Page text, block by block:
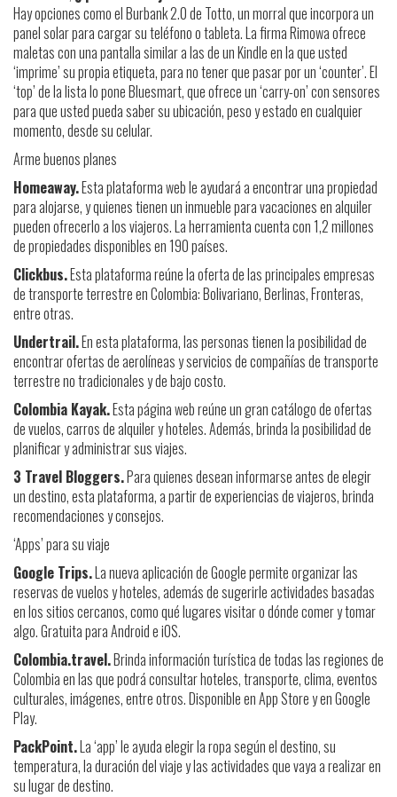
Hay opciones como el Burbank 2.0 de Totto, un morral que incorpora un
panel solar para cargar su teléfono o tableta. La firma Rimowa ofrece
maletas con una pantalla similar a las de un Kindle en la que usted
‘imprime’ su propia etiqueta, para no tener que pasar por un ‘counter’. El
‘top’ de la lista lo pone Bluesmart, que ofrece un ‘carry-on’ con sensores
para que usted pueda saber su ubicación, peso y estado en cualquier
momento, desde su celular.
Arme buenos planes
Homeaway.Esta plataforma web le ayudará a encontrar una propiedad
para alojarse, y quienes tienen un inmueble para vacaciones en alquiler
pueden ofrecerlo a los viajeros. La herramienta cuenta con 1,2 millones
de propiedades disponibles en 190 países.
Clickbus.Esta plataforma reúne la oferta de las principales empresas
de transporte terrestre en Colombia: Bolivariano, Berlinas, Fronteras,
entre otras.
Undertrail.En esta plataforma, las personas tienen la posibilidad de
encontrar ofertas de aerolíneas y servicios de compañías de transporte
terrestre no tradicionales y de bajo costo.
Colombia Kayak.Esta página web reúne un gran catálogo de ofertas
de vuelos, carros de alquiler y hoteles. Además, brinda la posibilidad de
planificar y administrar sus viajes.
3 Travel Bloggers.Para quienes desean informarse antes de elegir
un destino, esta plataforma, a partir de experiencias de viajeros, brinda
recomendaciones y consejos.
‘Apps’ para su viaje
Google Trips.La nueva aplicación de Google permite organizar las
reservas de vuelos y hoteles, además de sugerirle actividades basadas
en los sitios cercanos, como qué lugares visitar o dónde comer y tomar
algo. Gratuita para Android e iOS.
Colombia.travel.Brinda información turística de todas las regiones de
Colombia en las que podrá consultar hoteles, transporte, clima, eventos
culturales, imágenes, entre otros. Disponible en App Store y en Google
Play.
PackPoint.La ‘app’ le ayuda elegir la ropa según el destino, su
temperatura, la duración del viaje y las actividades que vaya a realizar en
su lugar de destino.